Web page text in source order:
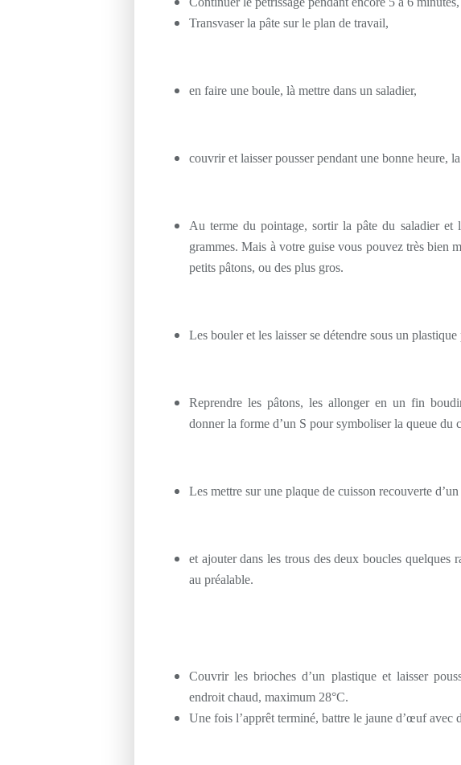
Transvaser la pâte sur le plan de travail,
en faire une boule, là mettre dans un saladier,
couvrir et laisser pousser pendant une bonne heure,
Au terme du pointage, sortir la pâte du saladier et
grammes. Mais à votre guise vous pouvez très bien
petits pâtons, ou des plus gros.
Les bouler et les laisser se détendre sous un
Reprendre les pâtons, les allonger en un fin
donner la forme d’un S pour symboliser la queue du
Les mettre sur une plaque de cuisson recouverte
et ajouter dans les trous des deux boucles quelques
au préalable.
Couvrir les brioches d’un plastique et laisser
endroit chaud, maximum 28°C.
Une fois l’apprêt terminé, battre le jaune d’œuf avec